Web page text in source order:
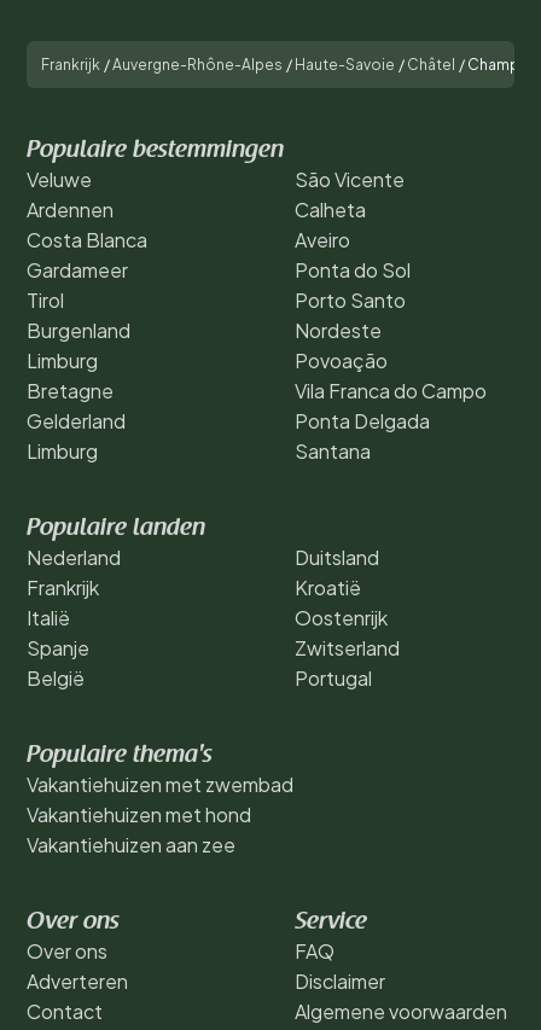
Frankrijk /Auvergne-Rhône-Alpes / Haute-Savoie / Châtel / Champs
Populaire bestemmingen
Veluwe
Ardennen
Costa Blanca
Gardameer
Tirol
Burgenland
Limburg
Bretagne
Gelderland
Limburg
São Vicente
Calheta
Aveiro
Ponta do Sol
Porto Santo
Nordeste
Povoação
Vila Franca do Campo
Ponta Delgada
Santana
Populaire landen
Nederland
Frankrijk
Italië
Spanje
België
Duitsland
Kroatië
Oostenrijk
Zwitserland
Portugal
Populaire thema's
Vakantiehuizen met zwembad
Vakantiehuizen met hond
Vakantiehuizen aan zee
Over ons
Over ons
Adverteren
Contact
Service
FAQ
Disclaimer
Algemene voorwaarden